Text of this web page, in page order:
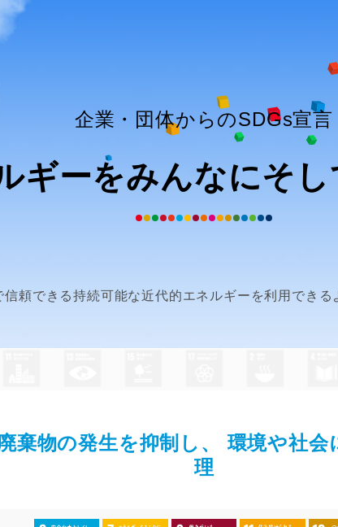
企業・団体からのSDGs宣言
ギーをみんなにそ
頼できる持続可能な近代的エネルギーを利用できる
棄物の発生を抑制し、 環境や社会
理